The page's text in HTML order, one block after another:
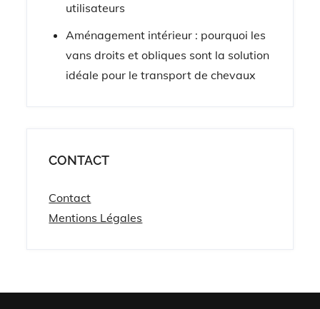
utilisateurs
Aménagement intérieur : pourquoi les
vans droits et obliques sont la solution
idéale pour le transport de chevaux
CONTACT
Contact
Mentions Légales